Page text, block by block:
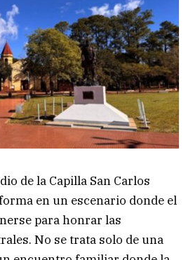
de la Capilla San Carlos
en un escenario donde el
para honrar las
No se trata solo de una